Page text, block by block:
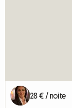
28 € / noite